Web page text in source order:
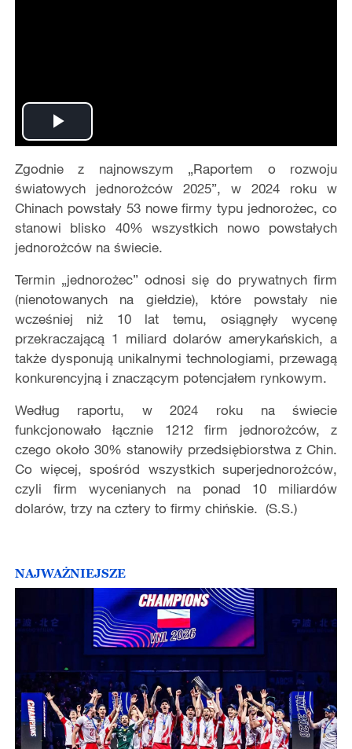
Play
Video
Zgodnie z najnowszym „Raportem o rozwoju
światowych jednorożców 2025”, w 2024 roku w
Chinach powstały 53 nowe firmy typu jednorożec, co
stanowi blisko 40% wszystkich nowo powstałych
jednorożców na świecie.
Termin „jednorożec” odnosi się do prywatnych firm
(nienotowanych na giełdzie), które powstały nie
wcześniej niż 10 lat temu, osiągnęły wycenę
przekraczającą 1 miliard dolarów amerykańskich, a
także dysponują unikalnymi technologiami, przewagą
konkurencyjną i znaczącym potencjałem rynkowym.
Według raportu, w 2024 roku na świecie
funkcjonowało łącznie 1212 firm jednorożców, z
czego około 30% stanowiły przedsiębiorstwa z Chin.
Co więcej, spośród wszystkichsuperjednorożców,
czyli firm wycenianych na ponad 10 miliardów
dolarów, trzy na cztery to firmy chińskie. (S.S.)
NAJWAŻNIEJSZE